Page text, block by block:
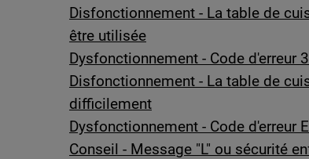
Disfonctionnement - La table de
être utilisée
Dysfonctionnement - Code d'erreur
Disfonctionnement - La table de
difficilement
Dysfonctionnement - Code d'erreur
Conseil - Message "L" ou sécurité